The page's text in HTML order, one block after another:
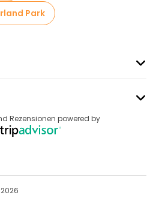
Park
Rezensionen powered by